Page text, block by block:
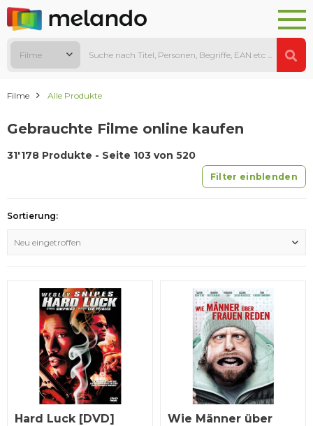
Filme
Filme Alle Produkte
Gebrauchte Filme online kaufen
31'178 Produkte - Seite 103 von 520
Filter einblenden
Sortierung:
Neu eingetroffen
Hard Luck [DVD]
Wie Männer über